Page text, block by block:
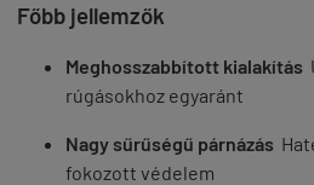
Főbb jellemzők
Meghosszabbított kialakítás
rúgásokhoz egyaránt
Nagy sűrűségű párnázás
fokozott védelem